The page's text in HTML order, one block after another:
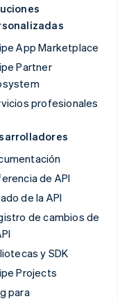
App Marketplace
Partner
profesionales
de API
de la API
de cambios de
y SDK
Projects
para